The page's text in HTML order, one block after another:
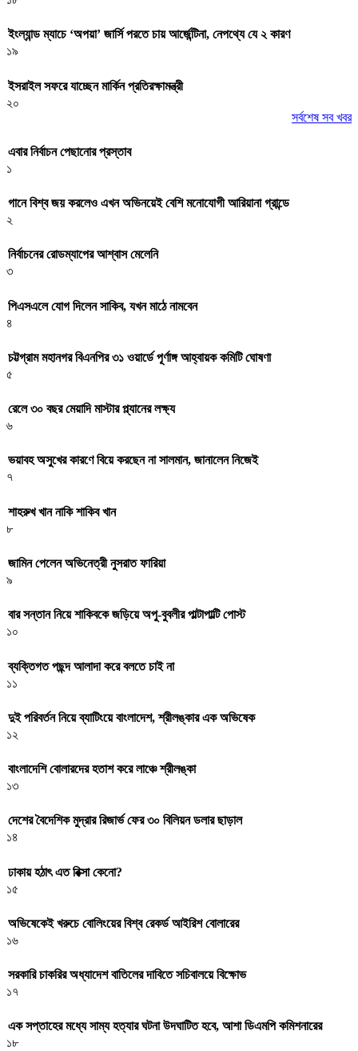
ইংল্যান্ড ম্যাচে ‘অপয়া’ জার্সি পরতে চায় আর্জেন্টিনা, নেপথ্যে যে ২ কারণ
১৯
ইসরাইল সফরে যাচ্ছেন মার্কিন প্রতিরক্ষামন্ত্রী
২০
সর্বশেষ সব খবর
এবার নির্বাচন পেছানোর প্রস্তাব
১
গানে বিশ্ব জয় করলেও এখন অভিনয়েই বেশি মনোযোগী আরিয়ানা গ্রান্ডে
২
নির্বাচনের রোডম্যাপের আশ্বাস মেলেনি
৩
পিএসএলে যোগ দিলেন সাকিব, যখন মাঠে নামবেন
৪
চট্টগ্রাম মহানগর বিএনপির ৩১ ওয়ার্ডে পূর্ণাঙ্গ আহ্বায়ক কমিটি ঘোষণা
৫
রেলে ৩০ বছর মেয়াদি মাস্টার প্ল্যানের লক্ষ্য
৬
ভয়াবহ অসুখের কারণে বিয়ে করছেন না সালমান, জানালেন নিজেই
৭
শাহরুখ খান নাকি শাকিব খান
৮
জামিন পেলেন অভিনেত্রী নুসরাত ফারিয়া
৯
বার সন্তান নিয়ে শাকিবকে জড়িয়ে অপু-বুবলীর পাল্টাপাল্টি পোস্ট
১০
ব্যক্তিগত পছন্দ আলাদা করে বলতে চাই না
১১
দুই পরিবর্তন নিয়ে ব্যাটিংয়ে বাংলাদেশ, শ্রীলঙ্কার এক অভিষেক
১২
বাংলাদেশি বোলারদের হতাশ করে লাঞ্চে শ্রীলঙ্কা
১৩
দেশের বৈদেশিক মুদ্রার রিজার্ভ ফের ৩০ বিলিয়ন ডলার ছাড়াল
১৪
ঢাকায় হঠাৎ এত রিক্সা কেনো?
১৫
অভিষেকেই খরুচে বোলিংয়ের বিশ্ব রেকর্ড আইরিশ বোলারের
১৬
সরকারি চাকরির অধ্যাদেশ বাতিলের দাবিতে সচিবালয়ে বিক্ষোভ
১৭
এক সপ্তাহের মধ্যে সাম্য হত্যার ঘটনা উদঘাটিত হবে, আশা ডিএমপি কমিশনারের
১৮